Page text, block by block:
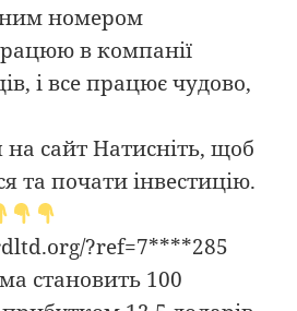
номером
в компанії
і все працює чудово,
сайт Натисніть, щоб
та почати інвестицію.
?ref=7****285
становить 100